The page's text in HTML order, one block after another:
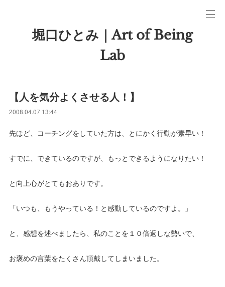
堀口ひとみ｜Art of Being
Lab
【人を気分よくさせる人！】
2008.04.07 13:44
先ほど、コーチングをしていた方は、とにかく行動が素早い！
すでに、できているのですが、もっとできるようになりたい！
と向上心がとてもおありです。
「いつも、もうやっている！と感動しているのですよ。」
と、感想を述べましたら、私のことを１０倍返しな勢いで、
お褒めの言葉をたくさん頂戴してしまいました。